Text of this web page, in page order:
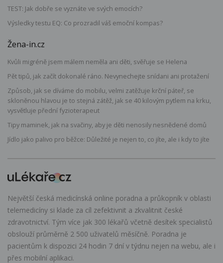
TEST: Jak dobře se vyznáte ve svých emocích?
Výsledky testu EQ: Co prozradil váš emoční kompas?
Žena-in.cz
Kvůli migréně jsem málem neměla ani děti, svěřuje se Helena
Pět tipů, jak začít dokonalé ráno. Nevynechejte snídani ani protažení
Způsob, jak se díváme do mobilu, velmi zatěžuje krční páteř, se
skloněnou hlavou je to stejná zátěž, jak se 40 kilovým pytlem na krku,
vysvětluje přední fyzioterapeut
Tipy maminek, jak na svačiny, aby je děti nenosily nesnědené domů
Jídlo jako palivo pro běžce: Důležité je nejen to, co jíte, ale i kdy to jíte
Největší česká medicínská online poradna a průkopník v oblasti
telemedicíny si klade za cíl zefektivnit a zkvalitnit české
zdravotnictví. Tým více jak 300 lékařů včetně desítek specialistů
obslouží průměrně 2 500 uživatelů měsíčně. Poradna je
pacientům k dispozici 24 hodin 7 dní v týdnu nejen na webu, ale i
přes mobilní aplikaci.